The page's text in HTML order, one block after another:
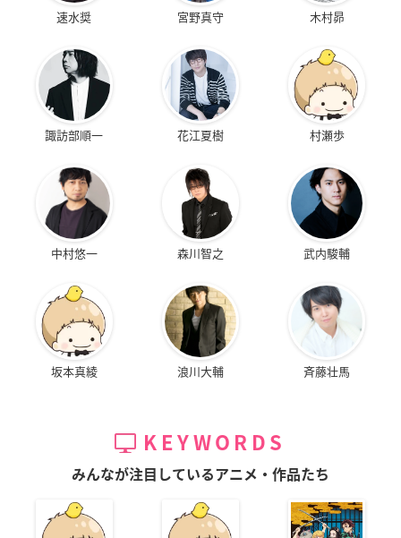
速水奨 宮野真守 木村昴
諏訪部順一 花江夏樹 村瀬歩
中村悠一 森川智之 武内駿輔
坂本真綾 浪川大輔 斉藤壮馬
KEYWORDS
みんなが注目しているアニメ・作品たち